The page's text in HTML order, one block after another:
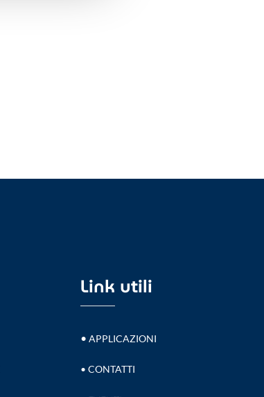
Link utili
• APPLICAZIONI
•CONTATTI